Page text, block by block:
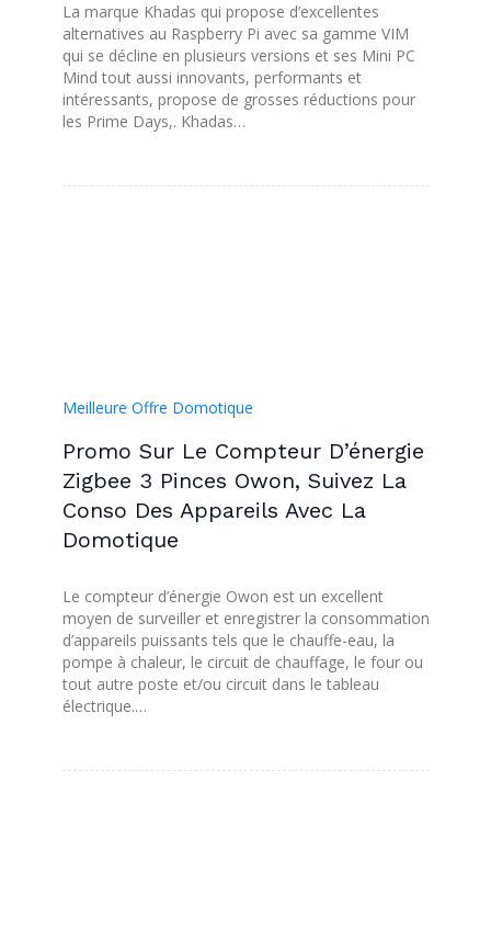
La marque Khadas qui propose d’excellentes
alternatives au Raspberry Pi avec sa gamme VIM
qui se décline en plusieurs versions et ses Mini PC
Mind tout aussi innovants, performants et
intéressants, propose de grosses réductions pour
les Prime Days,. Khadas…
Meilleure Offre Domotique
Promo Sur Le Compteur D’énergie
Zigbee 3 Pinces Owon, Suivez La
Conso Des Appareils Avec La
Domotique
Le compteur d’énergie Owon est un excellent
moyen de surveiller et enregistrer la consommation
d’appareils puissants tels que le chauffe-eau, la
pompe à chaleur, le circuit de chauffage, le four ou
tout autre poste et/ou circuit dans le tableau
électrique.…